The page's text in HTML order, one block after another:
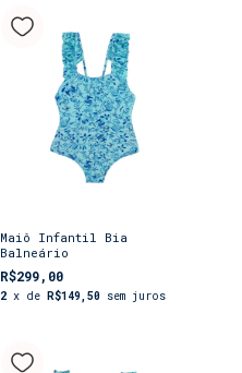
Maiô Infantil Bia
Balneário
R$299,00
2 x de R$149,50 sem juros